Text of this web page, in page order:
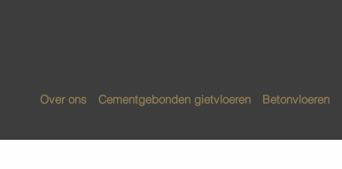
Over ons Cementgebonden gietvloeren Betonvloeren